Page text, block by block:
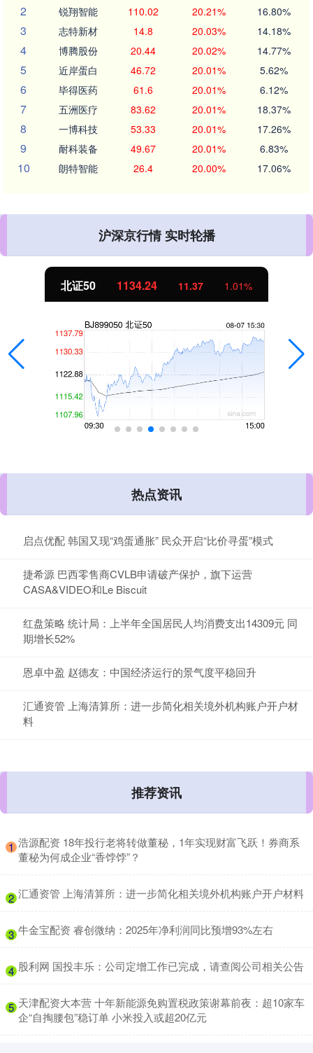
2 锐翔智能 110.02 20.21% 16.80%
3 志特新材 14.8 20.03% 14.18%
4 博腾股份 20.44 20.02% 14.77%
5 近岸蛋白 46.72 20.01% 5.62%
6 毕得医药 61.6 20.01% 6.12%
7 五洲医疗 83.62 20.01% 18.37%
8 一博科技 53.33 20.01% 17.26%
9 耐科装备 49.67 20.01% 6.83%
10 朗特智能 26.4 20.00% 17.06%
沪深京行情 实时轮播
北证50 1134.24 11.37 1.01%
热点资讯
启点优配 韩国又现“鸡蛋通胀” 民众开启“比价寻蛋”模式
捷希源 巴西零售商CVLB申请破产保护，旗下运营
CASA&VIDEO和Le Biscuit
红盘策略 统计局：上半年全国居民人均消费支出14309元 同
期增长52%
恩卓中盈 赵德友：中国经济运行的景气度平稳回升
汇通资管 上海清算所：进一步简化相关境外机构账户开户材
料
推荐资讯
1 ​浩源配资 18年投行老将转做董秘，1年实现财富飞跃！券商系
董秘为何成企业“香饽饽”？
2 ​汇通资管 上海清算所：进一步简化相关境外机构账户开户材料
3 ​牛金宝配资 睿创微纳：2025年净利润同比预增93%左右
4 ​股利网 国投丰乐：公司定增工作已完成，请查阅公司相关公告
5 ​天津配资大本营 十年新能源免购置税政策谢幕前夜：超10家车
企“自掏腰包”稳订单 小米投入或超20亿元